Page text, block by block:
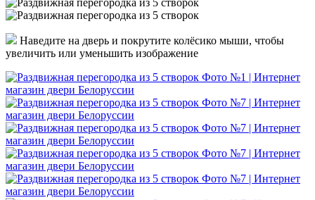
Наведите на дверь и покрутите колёсико мыши, чтобы
увеличить или уменьшить изображение